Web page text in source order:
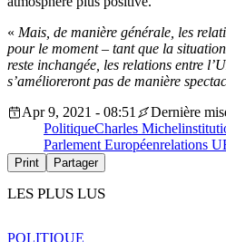
« Mais, de manière générale, les
pour le moment – tant que la
reste inchangée, les relations entre
s’amélioreront pas de manière
Apr 9, 2021 - 08:51
Dernière
PolitiqueCharles Michel
Parlement Européenrelations
Print Partager
LES PLUS LUS
POLITIQUE